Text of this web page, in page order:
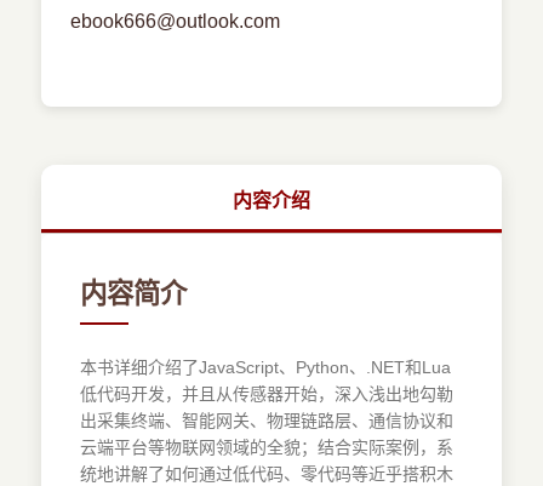
ebook666@outlook.com
内容介绍
内容简介
本书详细介绍了JavaScript、Python、.NET和Lua
低代码开发，并且从传感器开始，深入浅出地勾勒
出采集终端、智能网关、物理链路层、通信协议和
云端平台等物联网领域的全貌；结合实际案例，系
统地讲解了如何通过低代码、零代码等近乎搭积木